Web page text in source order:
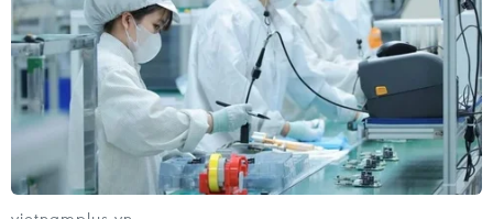
23/07/2017 02:30
Cũng như đoàn Olympic Hóa học và Olympic Toán học,
đội tuyển Olympic Vật lý quốc tế của Việt Nam năm
2017 tiếp tục phá vỡ kỷ lục khi đạt thành tích cao nhất từ
trước đến nay.